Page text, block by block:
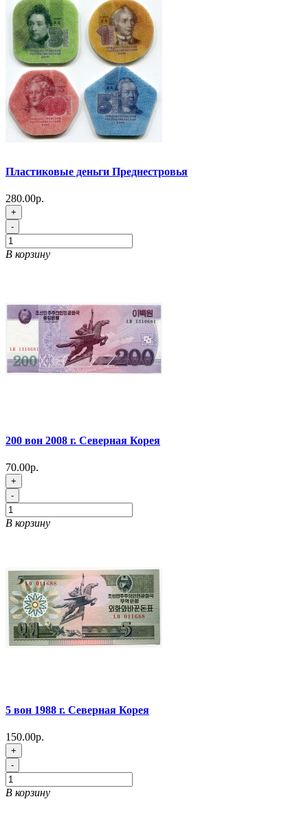
Пластиковые деньги Преднестровья
280.00р.
+
-
В корзину
200 вон 2008 г. Северная Корея
70.00р.
+
-
В корзину
5 вон 1988 г. Северная Корея
150.00р.
+
-
В корзину